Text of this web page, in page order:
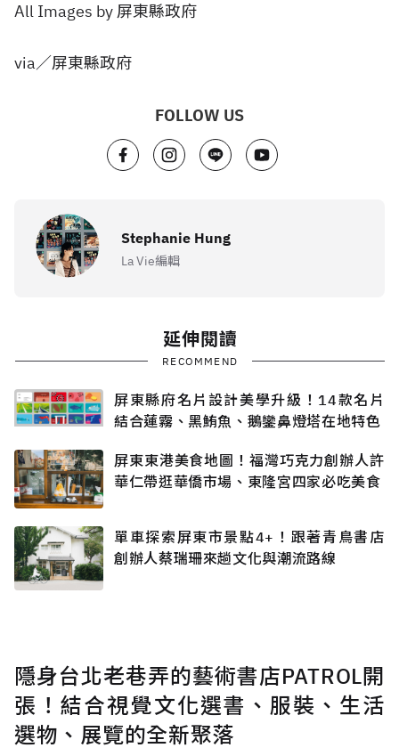
All Images by 屏東縣政府
via／屏東縣政府
FOLLOW US
Stephanie Hung
La Vie編輯
延伸閱讀
RECOMMEND
屏東縣府名片設計美學升級！14款名片
結合蓮霧、黑鮪魚、鵝鑾鼻燈塔在地特色
屏東東港美食地圖！福灣巧克力創辦人許
華仁帶逛華僑市場、東隆宮四家必吃美食
單車探索屏東市景點4+！跟著青鳥書店
創辦人蔡瑞珊來趟文化與潮流路線
隱身台北老巷弄的藝術書店PATROL開
張！結合視覺文化選書、服裝、生活
選物、展覽的全新聚落